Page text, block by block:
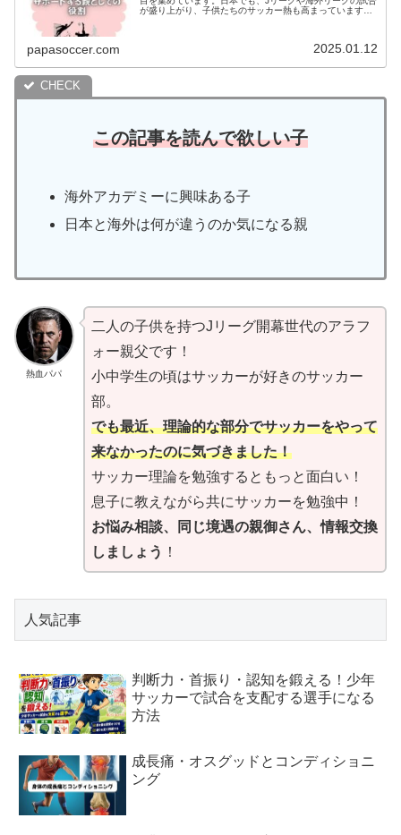
が盛り上がり、子供たちのサッカー熱も高まっています。
papasoccer.com 2025.01.12
この記事を読んで欲しい子
海外アカデミーに興味ある子
日本と海外は何が違うのか気になる親
熱血パパ
二人の子供を持つJリーグ開幕世代のアラフ
ォー親父です！
小中学生の頃はサッカーが好きのサッカー
部。
でも最近、理論的な部分でサッカーをやって
来なかったのに気づきました！
サッカー理論を勉強するともっと面白い！
息子に教えながら共にサッカーを勉強中！
お悩み相談、同じ境遇の親御さん、情報交換
しましょう ！
人気記事
判断力・首振り・認知を鍛える！少年
サッカーで試合を支配する選手になる
方法
成長痛・オスグッドとコンディショニ
ング